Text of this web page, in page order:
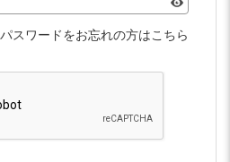
パスワードをお忘れの方はこちら